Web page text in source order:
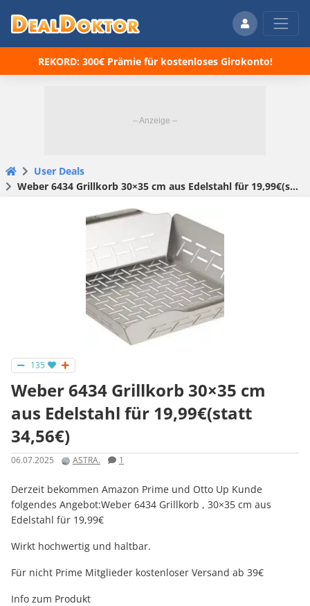
REKORD: 300€ Prämie für kostenloses Girokonto!
User Deals
Weber 6434 Grillkorb 30×35 cm aus Edelstahl für 19,99€(statt 34,56€)
135
Weber 6434 Grillkorb 30×35 cm
aus Edelstahl für 19,99€(statt
34,56€)
06.07.2025 ASTRA. 1
Derzeit bekommen Amazon Prime und Otto Up Kunde
folgendes Angebot:Weber 6434 Grillkorb , 30×35 cm aus
Edelstahl für 19,99€
Wirkt hochwertig und haltbar.
Für nicht Prime Mitglieder kostenloser Versand ab 39€
Info zum Produkt